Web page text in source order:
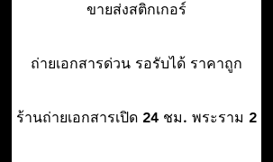
ขายส่งสติกเกอร์
ถ่ายเอกสารด่วน รอรับได้ ราคาถูก
ร้านถ่ายเอกสารเปิด 24 ชม. พระราม 2